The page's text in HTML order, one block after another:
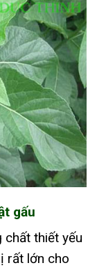
gấu
chất thiết yếu
rất lớn cho